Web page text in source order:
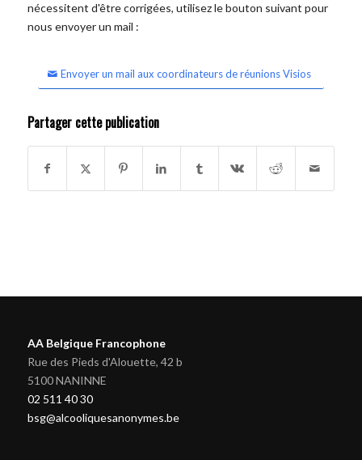
nécessitent d'être corrigées, utilisez le bouton suivant pour
nous envoyer un mail :
Envoyer un mail aux coordinateurs de réunions Visios
Partager cette publication
AA Belgique Francophone
Rue des Pieds d'Alouette, 42 b
5100 NANINNE
02 511 40 30
bsg@alcooliquesanonymes.be